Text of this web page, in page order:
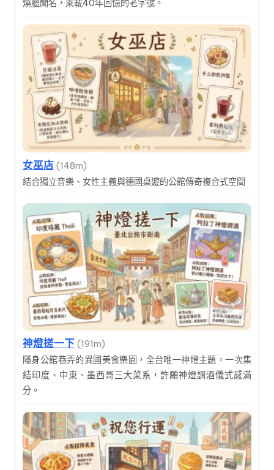
燒臘聞名，乘載40年回憶的老字號。
女巫店 (148m)
結合獨立音樂、女性主義與德國桌遊的公館傳奇複合式空間
神燈搓一下 (191m)
隱身公館巷弄的異國美食樂園，全台唯一神燈主題，一次集
結印度、中東、墨西哥三大菜系，許願神燈調酒儀式感滿
分。